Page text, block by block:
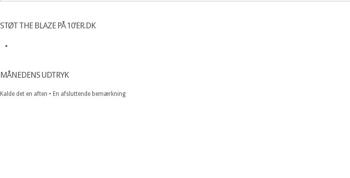
STØT THE BLAZE PÅ 10’ER.DK
MÅNEDENS UDTRYK
Kalde det en aften • En afsluttende bemærkning